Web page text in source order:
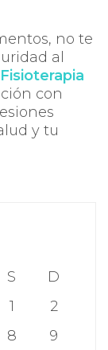
no te
al
Fisioterapia
con
y tu
S
D
1
2
8
9